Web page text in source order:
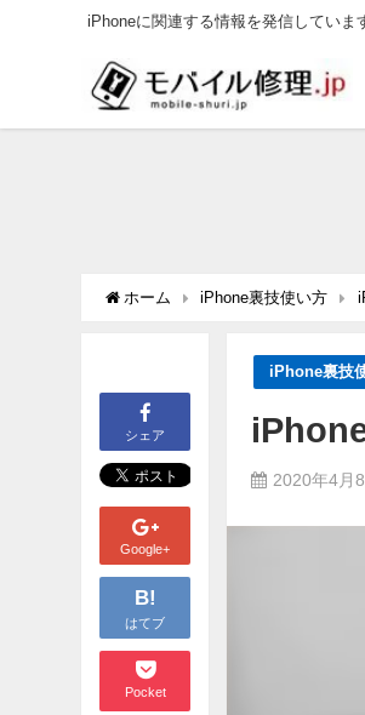
iPhoneに関連する情報を発信していま
ホーム iPhone裏技使い方
シェア
Google+
B!
はてブ
Pocket
iPhone裏技
2020年4月8